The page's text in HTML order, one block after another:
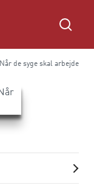
Når de syge skal arbejde